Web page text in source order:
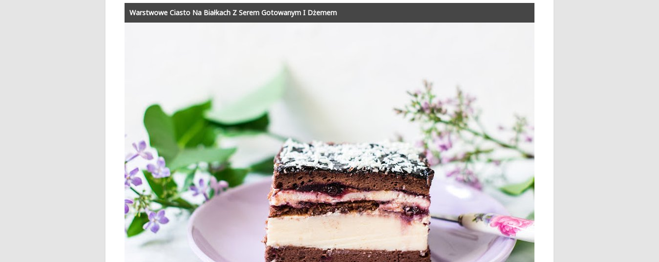
Warstwowe Ciasto Na Białkach Z Serem Gotowanym I Dżemem